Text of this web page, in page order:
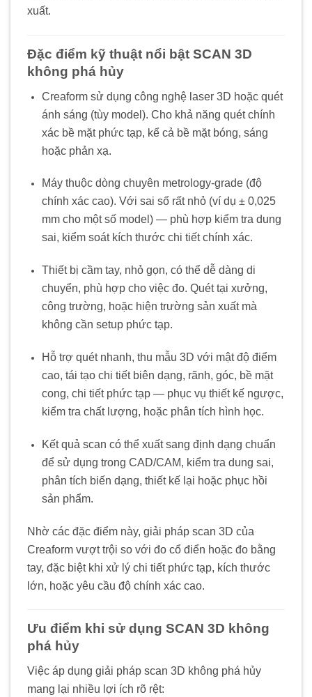
xuất.
Đặc điểm kỹ thuật nổi bật SCAN 3D
không phá hủy
Creaform sử dụng công nghệ laser 3D hoặc quét
ánh sáng (tùy model). Cho khả năng quét chính
xác bề mặt phức tạp, kể cả bề mặt bóng, sáng
hoặc phản xạ.
Máy thuộc dòng chuyên metrology-grade (độ
chính xác cao). Với sai số rất nhỏ (ví dụ ± 0,025
mm cho một số model) — phù hợp kiểm tra dung
sai, kiểm soát kích thước chi tiết chính xác.
Thiết bị cầm tay, nhỏ gọn, có thể dễ dàng di
chuyển, phù hợp cho việc đo. Quét tại xưởng,
công trường, hoặc hiện trường sản xuất mà
không cần setup phức tạp.
Hỗ trợ quét nhanh, thu mẫu 3D với mật độ điểm
cao, tái tạo chi tiết biên dạng, rãnh, góc, bề mặt
cong, chi tiết phức tạp — phục vụ thiết kế ngược,
kiểm tra chất lượng, hoặc phân tích hình học.
Kết quả scan có thể xuất sang định dạng chuẩn
để sử dụng trong CAD/CAM, kiểm tra dung sai,
phân tích biến dạng, thiết kế lại hoặc phục hồi
sản phẩm.
Nhờ các đặc điểm này, giải pháp scan 3D của
Creaform vượt trội so với đo cổ điển hoặc đo bằng
tay, đặc biệt khi xử lý chi tiết phức tạp, kích thước
lớn, hoặc yêu cầu độ chính xác cao.
Ưu điểm khi sử dụng SCAN 3D không
phá hủy
Việc áp dụng giải pháp scan 3D không phá hủy
mang lại nhiều lợi ích rõ rệt: